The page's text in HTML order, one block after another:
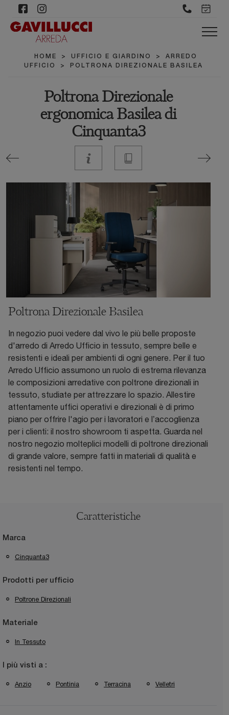
HOME > UFFICIO E GIARDINO >
ARREDO
UFFICIO
> POLTRONA DIREZIONALE BASILEA
Poltrona Direzionale
ergonomica Basilea di
Cinquanta3
Poltrona Direzionale Basilea
In negozio puoi vedere dal vivo le più belle proposte
d'arredo di Arredo Ufficio in tessuto, sempre belle e
resistenti e ideali per ambienti di ogni genere. Per il tuo
Arredo Ufficio assumono un ruolo di estrema rilevanza
le composizioni arredative con poltrone direzionali in
tessuto, studiate per attrezzare lo spazio. Allestire
attentamente uffici operativi e direzionali è di primo
piano per offrire l'agio per i lavoratori e l’accoglienza
per i clienti: il nostro showroom ti aspetta. Guarda nel
nostro negozio molteplici modelli di poltrone direzionali
di grande valore, sempre fatti in materiali di qualità e
resistenti nel tempo.
Caratteristiche
Marca
Cinquanta3
Prodotti per ufficio
Poltrone Direzionali
Materiale
In Tessuto
I più visti a :
Anzio Pontinia Terracina Velletri